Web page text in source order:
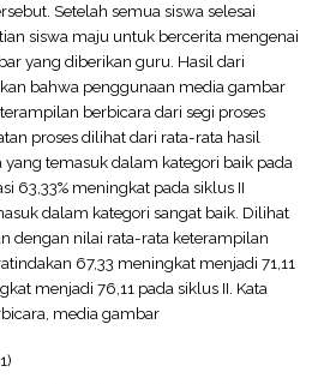
Setelah semua siswa selesai
siswa maju untuk bercerita mengenai
yang diberikan guru. Hasil dari
bahwa penggunaan media gambar
berbicara dari segi proses
proses dilihat dari rata-rata hasil
yang temasuk dalam kategori baik pada
63,33% meningkat pada siklus II
dalam kategori sangat baik. Dilihat
dengan nilai rata-rata keterampilan
67,33 meningkat menjadi 71,11
menjadi 76,11 pada siklus II. Kata
media gambar